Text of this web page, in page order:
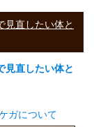
見直したい体と
見直したい体と
ガについて